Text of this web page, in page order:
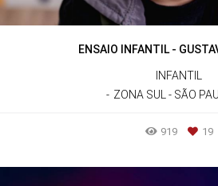
ENSAIO INFANTIL -
INFANTIL
ZONA SUL - SÃO
919 19